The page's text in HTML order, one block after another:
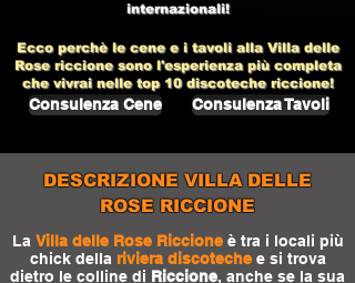
internazionali!
Ecco perchè le cene e i tavoli alla Villa delle
Rose riccionesono l'esperienza più completa
che vivrai nelle top 10 discoteche riccione!
Consulenza Cene Consulenza Tavoli
DESCRIZIONE VILLA DELLE
ROSE RICCIONE
La Villa delle Rose Riccioneè tra i locali più
chick della riviera discotechee si trova
dietro le colline di Riccione, anche se la sua